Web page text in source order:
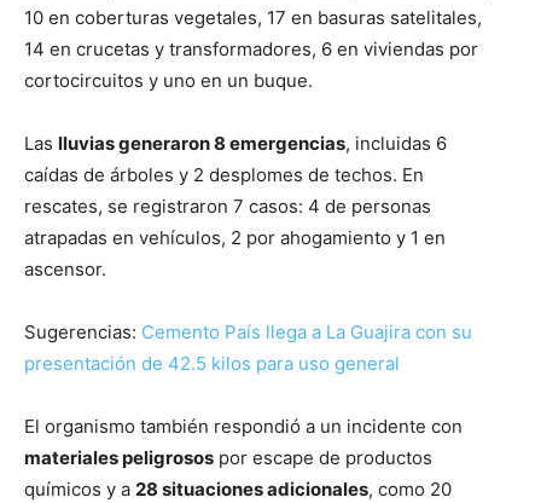
10 en coberturas vegetales, 17 en basuras satelitales,
14 en crucetas y transformadores, 6 en viviendas por
cortocircuitos y uno en un buque.
Las lluvias generaron 8 emergencias, incluidas 6
caídas de árboles y 2 desplomes de techos. En
rescates, se registraron 7 casos: 4 de personas
atrapadas en vehículos, 2 por ahogamiento y 1 en
ascensor.
Sugerencias: Cemento País llega a La Guajira con su
presentación de 42.5 kilos para uso general
El organismo también respondió a un incidente con
materiales peligrosos por escape de productos
químicos y a 28 situaciones adicionales, como 20